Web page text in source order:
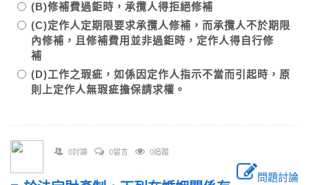
(B)修補費過鉅時，承攬人得拒絕修補
(C)定作人定期限要求承攬人修補，而承攬人不於期限
內修補，且修補費用並非過鉅時，定作人得自行修
補
(D)工作之瑕疵，如係因定作人指示不當而引起時，原
則上定作人無瑕疵擔保請求權。
0討論 0留言 0追蹤
問題討論